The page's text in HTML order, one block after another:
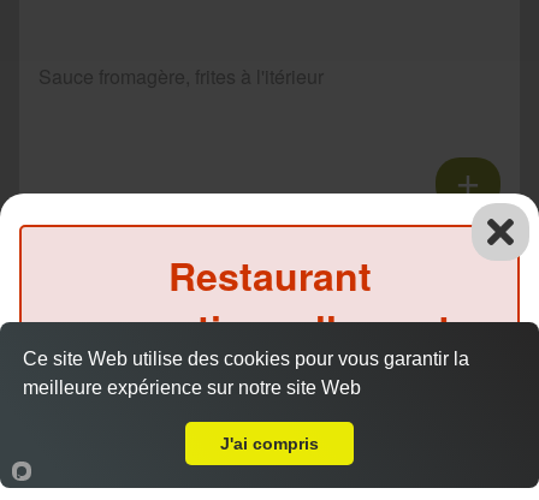
Sauce fromagère, frites à l'itérieur
Sauce fromagère, frites à l'itérieur
Accueil Panier Compte
Restaurant
exceptionnellement
fermé ce soir
(Précommande possible)
Ce site Web utilise des cookies pour vous garantir la
meilleure expérience sur notre site Web
J'ai compris